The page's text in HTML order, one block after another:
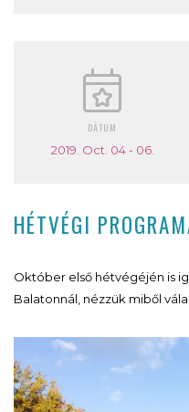
DÁTUM
2019. Oct. 04 - 06.
HÉTVÉGI
Október első hétvégéjén is
Balatonnál, nézzük miből